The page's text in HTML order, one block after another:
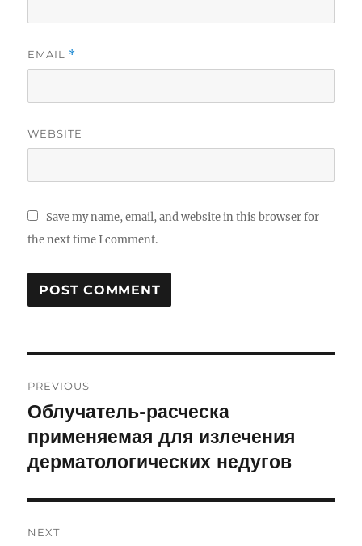
EMAIL *
WEBSITE
Save my name, email, and website in this browser for
the next time I comment.
navigation
PREVIOUS
Previous
post:
Облучатель-расческа
применяемая для излечения
дерматологических недугов
NEXT